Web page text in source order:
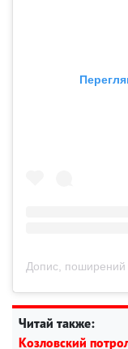
Читай также:
Козловский